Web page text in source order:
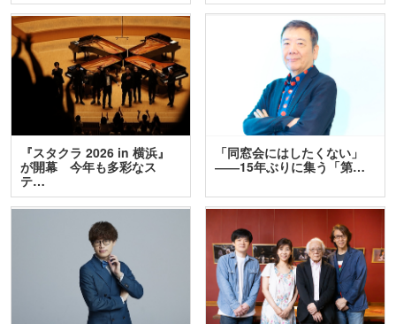
『スタクラ 2026 in 横浜』
が開幕 今年も多彩なス
テ…
「同窓会にはしたくない」
――15年ぶりに集う「第…